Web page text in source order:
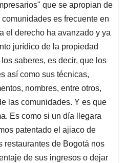
que se apropian de
es frecuente en
el derecho ha avanzado y ya
jurídico de la propiedad
saberes, es decir, que los
así como sus técnicas,
nombres, entre otros,
las comunidades. Y es que
Es como si un día llegara
patentado el ajiaco de
restaurantes de Bogotá nos
de sus ingresos o dejar